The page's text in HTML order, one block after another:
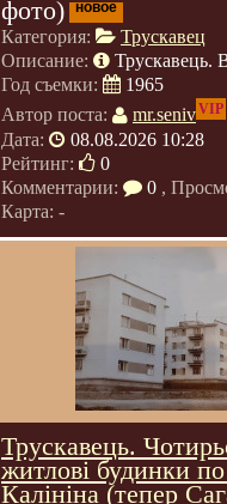
фото)
новое
Категория:
Трускавец
Описание:
Трускавець.
Год съемки:
1965
Автор поста:
mr.senivVIP
Дата:
08.08.2026 10:28
Рейтинг:
0
Комментарии:
0 ,
Карта: -
Трускавець.
житлові будинки по
Калініна (тепер